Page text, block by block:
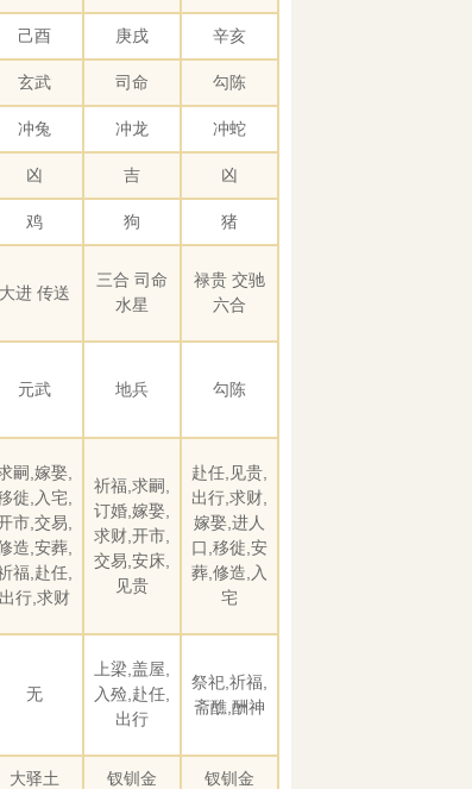
己酉 庚戌 辛亥
玄武 司命 勾陈
冲兔 冲龙 冲蛇
凶 吉 凶
鸡 狗 猪
大进 传送
三合 司命
水星
禄贵 交驰
六合
元武 地兵 勾陈
嗣,嫁娶,
徙,入宅,
市,交易,
造,安葬,
福,赴任,
出行,求财
祈福,求嗣,
订婚,嫁娶,
求财,开市,
交易,安床,
见贵
赴任,见贵,
出行,求财,
嫁娶,进人
口,移徙,安
葬,修造,入
宅
无
上梁,盖屋,
入殓,赴任,
出行
祭祀,祈福,
斋醮,酬神
大驿土 钗钏金 钗钏金